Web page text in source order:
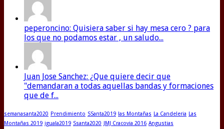
peperoncino: Quisiera saber si hay mesa cero ? para
los que no podamos estar , un saludo...
Juan Jose Sanchez: ¿Que quiere decir que
"demandaran a todas aquellas bandas y formaciones
que de f...
semanasanta2020 Prendimiento SSanta2019 las Montañas La Candeleria Las
Montañas 2019 iguala2019 Ssanta2020 JMJ Cracovia 2016 Angustias